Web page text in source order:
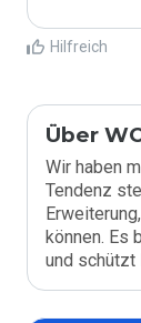
Hilfreich
Über
Wir haben
Tendenz
können. Es
und schützt